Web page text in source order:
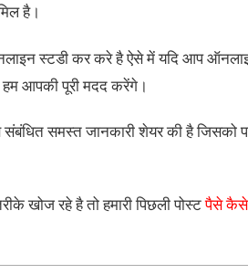
है।
स्टडी कर करे है ऐसे में यदि आप
हम आपकी पूरी मदद करेंगे।
समस्त जानकारी शेयर की है
खोज रहे है तो हमारी पिछली पोस्टपैसे